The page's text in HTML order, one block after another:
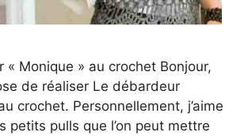
« Monique » au crochet Bonjour,
de réaliser Le débardeur
crochet. Personnellement, j’aime
petits pulls que l’on peut mettre